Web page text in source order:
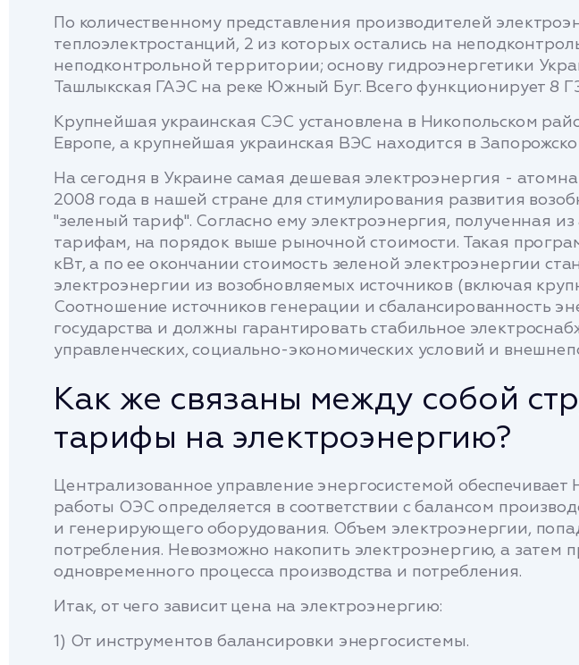
По количественному представления производителей
теплоэлектростанций, 2 из которых остались на
неподконтрольной территории; основу гидроэнергетики
Ташлыкская ГАЭС на реке Южный Буг. Всего функционирует 8
Крупнейшая украинская СЭС установлена ​​в Никопольском
Европе, а крупнейшая украинская ВЭС находится в
На сегодня в Украине самая дешевая электроэнергия -
2008 года в нашей стране для стимулирования развития
"зеленый тариф". Согласно ему электроэнергия, полученная
тарифам, на порядок выше рыночной стоимости. Такая
кВт, а по ее окончании стоимость зеленой электроэнергии
электроэнергии из возобновляемых источников (включая
Соотношение источников генерации и сбалансированность
государства и должны гарантировать стабильное
управленческих, социально-экономических условий и
Как же связаны между собой
тарифы на электроэнергию?
Централизованное управление энергосистемой
работы ОЭС определяется в соответствии с балансом
и генерирующего оборудования. Объем электроэнергии,
потребления. Невозможно накопить электроэнергию, а
одновременного процесса производства и потребления.
Итак, от чего зависит цена на электроэнергию:
1) От инструментов балансировки энергосистемы.